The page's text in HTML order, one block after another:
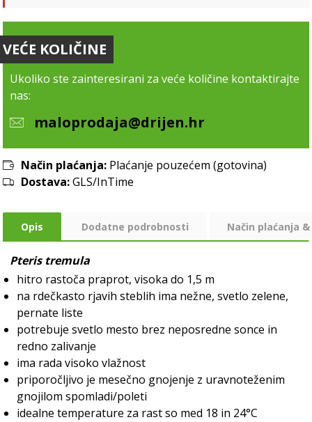
VEĆE KOLIČINE
Ukoliko ste zainteresirani za veće količine kontaktirajte
nas:
maloprodaja@drijen.hr
Način plaćanja: Plaćanje pouzećem (gotovina)
Dostava:GLS/InTime
Opis Dodatne podrobnosti Način plaćanja
Pteris tremula
hitro rastoča praprot, visoka do 1,5 m
na rdečkasto rjavih steblih ima nežne, svetlo zelene,
pernate liste
potrebuje svetlo mesto brez neposredne sonce in
redno zalivanje
ima rada visoko vlažnost
priporočljivo je mesečno gnojenje z uravnoteženim
gnojilom spomladi/poleti
idealne temperature za rast so med 18 in 24°C